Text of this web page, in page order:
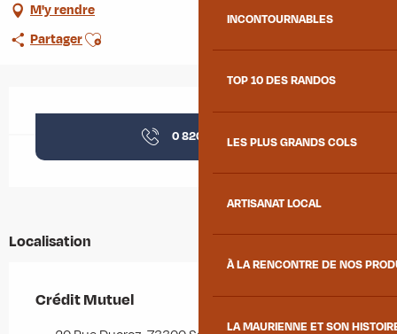
INCONTOURNABLES
TOP 10 DES RANDOS
LES PLUS GRANDS COLS
ARTISANAT LOCAL
À LA RENCONTRE DE NOS
LA MAURIENNE ET SON
M'y rendre
PartagerAjouter aux favoris
0 820 03 15▒▒
Localisation
Crédit Mutuel